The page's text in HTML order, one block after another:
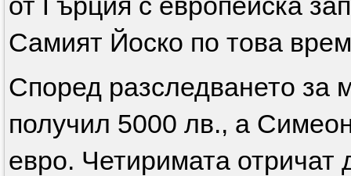
Самият Йоско по това
Според разследването за
получил 5000 лв., а
евро. Четиримата отричат